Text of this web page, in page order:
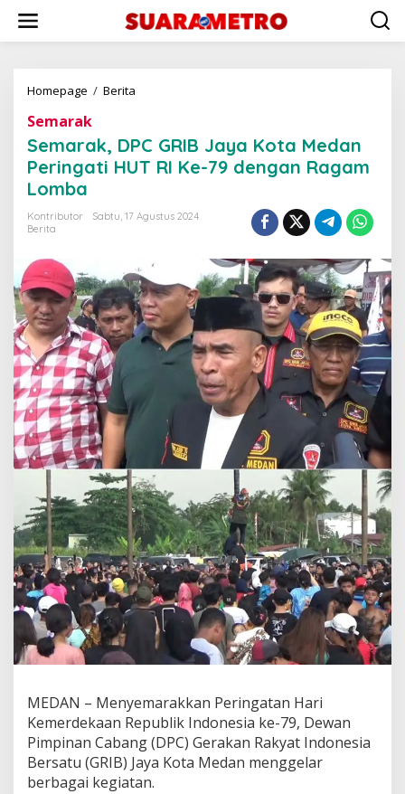
konten
Homepage / Berita
Jaya
Kota
Medan
RI
dengan
Ragam
Lomba
Semarak
Semarak, DPC GRIB Jaya Kota Medan
Peringati HUT RI Ke-79 dengan Ragam
Lomba
Kontributor
Sabtu, 17 Agustus 2024
Berita
MEDAN – Menyemarakkan Peringatan Hari
Kemerdekaan Republik Indonesia ke-79, Dewan
Pimpinan Cabang (DPC) Gerakan Rakyat Indonesia
Bersatu (GRIB) Jaya Kota Medan menggelar
berbagai kegiatan.